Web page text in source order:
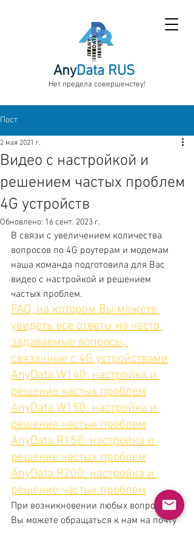
AnyData RUS
Нет предела совершенству!
Пост
Видео с настройкой и
решением частых проблем
4G устройств
2 мая 2021 г.
Обновлено: 16 сент. 2023 г.
В связи с увеличением количества
вопросов по 4G роутерам и модемам
наша команда подготовила для Вас
видео с настройкой и решением
частых проблем.
FAQ, на котором Вы можете
увидеть все ответы на часто
задаваемые вопросы,
связанные с 4G устройствами
AnyData W140: настройка и
решение частых проблем
AnyData W150: настройка и
решение частых проблем
AnyData R150: настройка и
решение частых проблем
AnyData R200: настройка и
решение частых проблем
При возникновении любых вопросов
Вы можете обращаться к нам на почту